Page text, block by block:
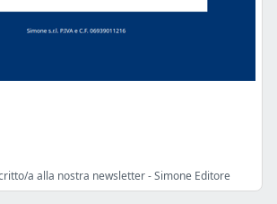
a alla nostra newsletter - Simone Editore